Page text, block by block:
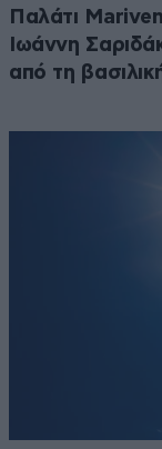
Παλάτι
Ιωάννη
από τη